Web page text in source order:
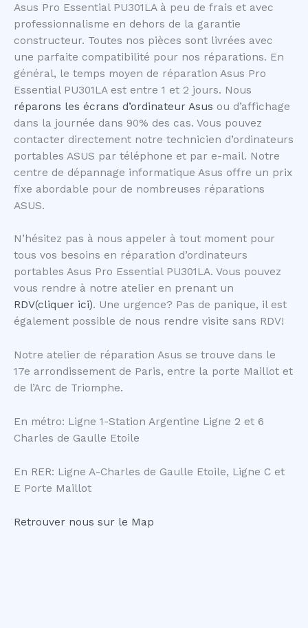
Asus Pro Essential PU301LA à peu de frais et avec
professionnalisme en dehors de la garantie
constructeur. Toutes nos pièces sont livrées avec
une parfaite compatibilité pour nos réparations. En
général, le temps moyen de réparation Asus Pro
Essential PU301LA est entre 1 et 2 jours. Nous
réparons les écrans d’ordinateur Asus ou d’affichage
dans la journée dans 90% des cas. Vous pouvez
contacter directement notre technicien d’ordinateurs
portables ASUS par téléphone et par e-mail. Notre
centre de dépannage informatique Asus offre un prix
fixe abordable pour de nombreuses réparations
ASUS.
N’hésitez pas à nous appeler à tout moment pour
tous vos besoins en réparation d’ordinateurs
portables Asus Pro Essential PU301LA. Vous pouvez
vous rendre à notre atelier en prenant un
RDV(cliquer ici). Une urgence? Pas de panique, il est
également possible de nous rendre visite sans RDV!
Notre atelier de réparation Asus se trouve dans le
17e arrondissement de Paris, entre la porte Maillot et
de l’Arc de Triomphe.
En métro: Ligne 1-Station Argentine Ligne 2 et 6
Charles de Gaulle Etoile
En RER: Ligne A-Charles de Gaulle Etoile, Ligne C et
E Porte Maillot
Retrouver nous sur le Map